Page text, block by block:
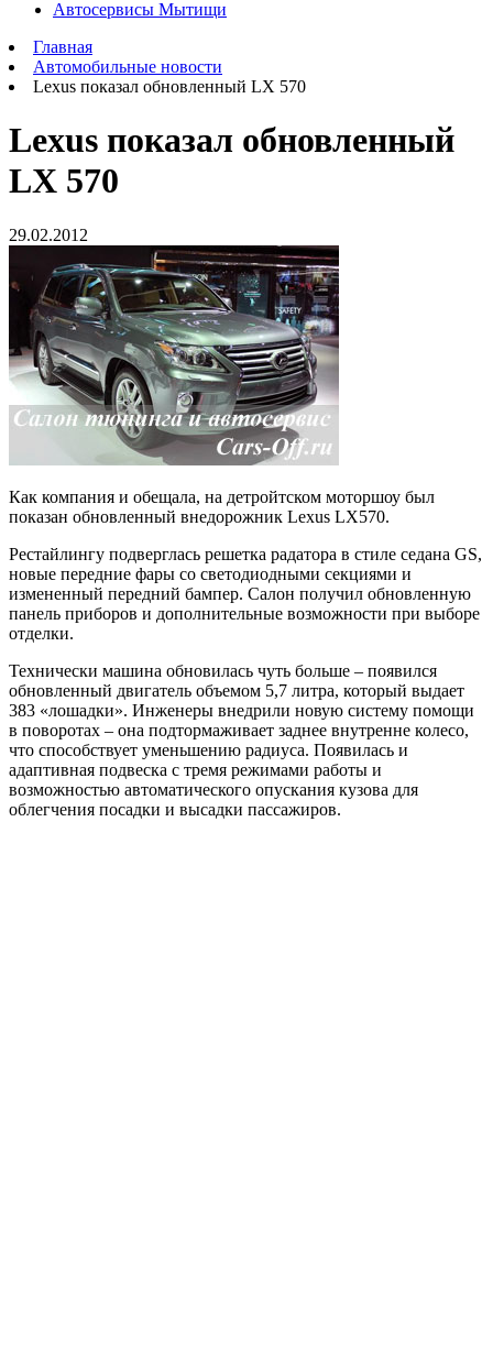
Автосервисы Мытищи
Главная
Автомобильные новости
Lexus показал обновленный LX 570
Lexus показал обновленный
LX 570
29.02.2012
Как компания и обещала, на детройтском моторшоу был
показан обновленный внедорожник Lexus LX570.
Рестайлингу подверглась решетка радатора в стиле седана GS,
новые передние фары со светодиодными секциями и
измененный передний бампер. Салон получил обновленную
панель приборов и дополнительные возможности при выборе
отделки.
Технически машина обновилась чуть больше – появился
обновленный двигатель объемом 5,7 литра, который выдает
383 «лошадки». Инженеры внедрили новую систему помощи
в поворотах – она подтормаживает заднее внутренне колесо,
что способствует уменьшению радиуса. Появилась и
адаптивная подвеска с тремя режимами работы и
возможностью автоматического опускания кузова для
облегчения посадки и высадки пассажиров.